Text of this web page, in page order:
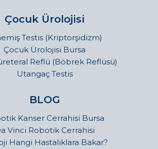
Çocuk Ürolojisi
Testis (Kriptorşidizm)
Çocuk Ürolojisi Bursa
Reflü (Böbrek Reflüsü)
Utangaç Testis
BLOG
Kanser Cerrahisi Bursa
Vinci Robotik Cerrahisi
Hangi Hastalıklara Bakar?